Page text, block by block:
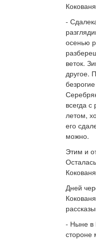
-
осенью
веток.
другое.
всегда
летом,
его
можно.
Этим и
Дней
- Ныне в
стороне